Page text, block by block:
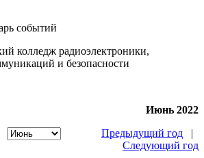
событий
колледж радиоэлектроники,
и безопасности
Июнь 2022
Предыдущий год |
Следующий год